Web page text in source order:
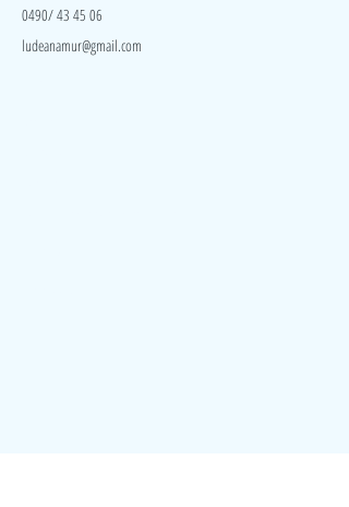
0490/ 43 45 06
ludeanamur@gmail.com